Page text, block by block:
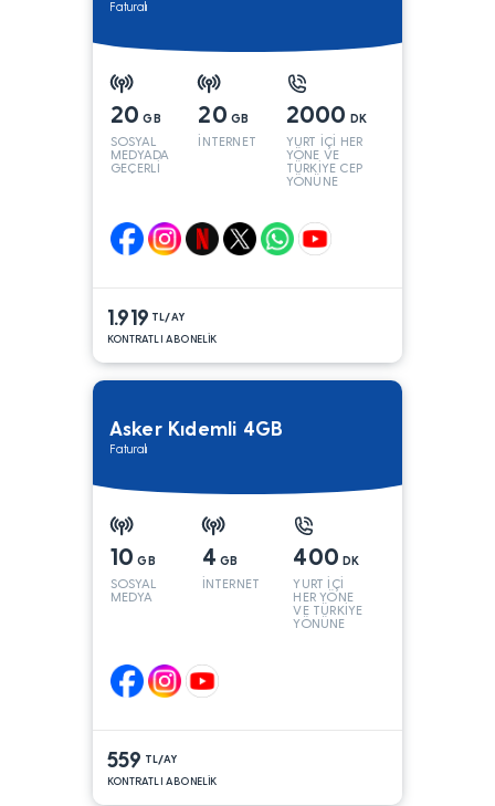
Faturalı
20 GB
SOSYAL
MEDYADA
GEÇERLİ
20 GB
İNTERNET
2000 DK
YURT İÇİ HER
YÖNE VE
TÜRKİYE CEP
YÖNÜNE
1.919 TL/AY
KONTRATLI ABONELİK
Asker Kıdemli 4GB
Faturalı
10 GB
SOSYAL
MEDYA
4 GB
İNTERNET
400 DK
YURT İÇİ
HER YÖNE
VE TÜRKİYE
YÖNÜNE
559 TL/AY
KONTRATLI ABONELİK